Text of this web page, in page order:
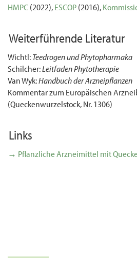
HMPC(2022),ESCOP(2016),
Weiterführende Literatur
Wichtl:Teedrogen und Phytopharmaka
Schilcher:Leitfaden Phytotherapie
Van Wyk:Handbuch der Arzneipflanzen
Kommentar zum Europäischen
(Queckenwurzelstock, Nr. 1306)
Links
→ Pflanzliche Arzneimittel mit